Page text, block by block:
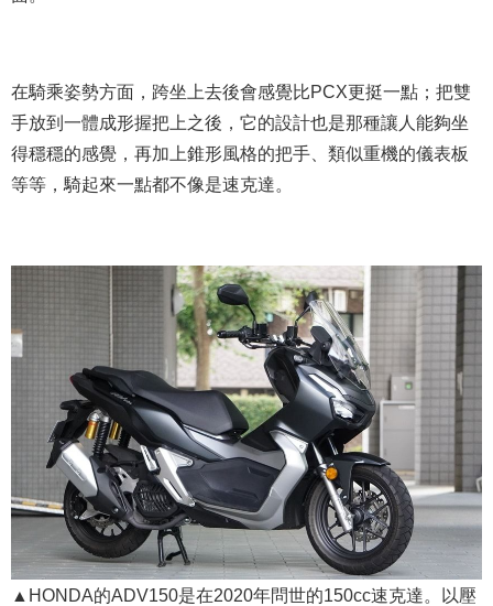
在騎乘姿勢方面，跨坐上去後會感覺比PCX更挺一點；把雙
手放到一體成形握把上之後，它的設計也是那種讓人能夠坐
得穩穩的感覺，再加上錐形風格的把手、類似重機的儀表板
等等，騎起來一點都不像是速克達。
▲HONDA的ADV150是在2020年問世的150cc速克達。以壓